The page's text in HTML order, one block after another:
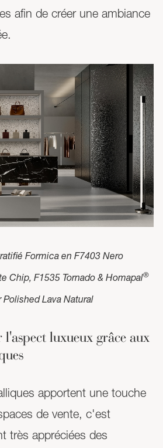
afin de créer une ambiance
Formica en F7403 Nero
Chip, F1535 Tornado & Homapal®
Lava Natural
luxueux grâce aux
apportent une touche
de vente, c'est
très appréciées des